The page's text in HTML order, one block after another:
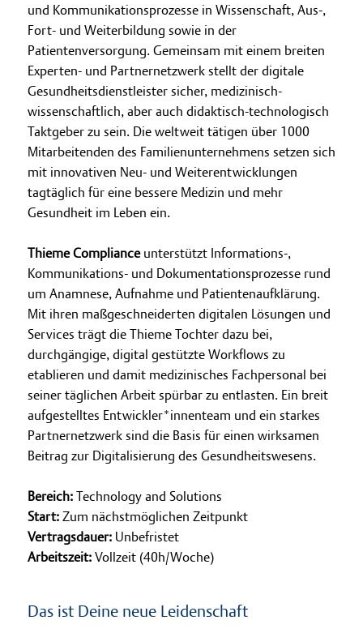
und Kommunikationsprozesse in Wissenschaft, Aus-,
Fort- und Weiterbildung sowie in der
Patientenversorgung. Gemeinsam mit einem breiten
Experten- und Partnernetzwerk stellt der digitale
Gesundheitsdienstleister sicher, medizinisch-
wissenschaftlich, aber auch didaktisch-technologisch
Taktgeber zu sein. Die weltweit tätigen über 1000
Mitarbeitenden des Familienunternehmens setzen sich
mit innovativen Neu- und Weiterentwicklungen
tagtäglich für eine bessere Medizin und mehr
Gesundheit im Leben ein.
Thieme Complianceunterstützt Informations-,
Kommunikations- und Dokumentationsprozesse rund
um Anamnese, Aufnahme und Patientenaufklärung.
Mit ihren maßgeschneiderten digitalen Lösungen und
Services trägt die Thieme Tochter dazu bei,
durchgängige, digital gestützte Workflows zu
etablieren und damit medizinisches Fachpersonal bei
seiner täglichen Arbeit spürbar zu entlasten. Ein breit
aufgestelltes Entwickler*innenteam und ein starkes
Partnernetzwerk sind die Basis für einen wirksamen
Beitrag zur Digitalisierung des Gesundheitswesens.
Bereich:Technology and Solutions
Start:Zum nächstmöglichen Zeitpunkt
Vertragsdauer: Unbefristet
Arbeitszeit:Vollzeit (40h/Woche)
Das ist Deine neue Leidenschaft